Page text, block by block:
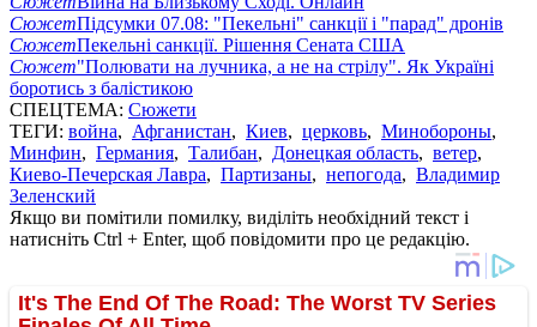
СюжетПідсумки 07.08: "Пекельні" санкції і "парад" дронів
СюжетПекельні санкції. Рішення Сената США
Сюжет"Полювати на лучника, а не на стрілу". Як Україні
боротись з балістикою
СПЕЦТЕМА: Сюжети
ТЕГИ: война, Афганистан, Киев, церковь, Минобороны,
Минфин, Германия, Талибан, Донецкая область, ветер,
Киево-Печерская Лавра, Партизаны, непогода, Владимир
Зеленский
Якщо ви помітили помилку, виділіть необхідний текст і
натисніть Ctrl + Enter, щоб повідомити про це редакцію.